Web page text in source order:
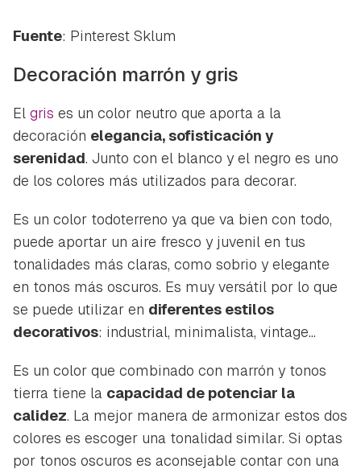
Fuente: Pinterest Sklum
Decoración marrón y gris
El gris es un color neutro que aporta a la
decoración elegancia, sofisticación y
serenidad. Junto con el blanco y el negro es uno
de los colores más utilizados para decorar.
Es un color todoterreno ya que va bien con todo,
puede aportar un aire fresco y juvenil en tus
tonalidades más claras, como sobrio y elegante
en tonos más oscuros. Es muy versátil por lo que
se puede utilizar en diferentes estilos
decorativos: industrial, minimalista, vintage...
Es un color que combinado con marrón y tonos
tierra tiene la capacidad de potenciar la
calidez. La mejor manera de armonizar estos dos
colores es escoger una tonalidad similar. Si optas
por tonos oscuros es aconsejable contar con una